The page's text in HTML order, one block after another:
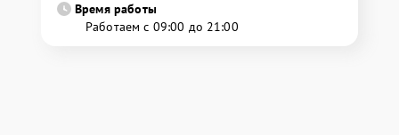
Время работы
Работаем с 09:00 до 21:00